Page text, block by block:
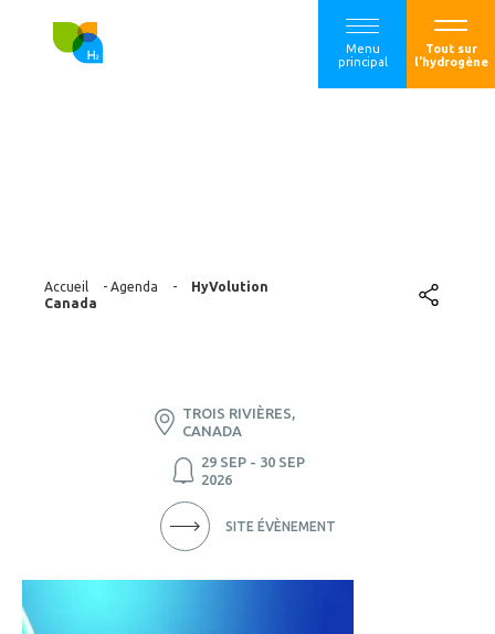
Menu
principal
Tout sur
l'hydrogène
Accueil - Agenda -
HyVolution
Canada
TROIS RIVIÈRES,
CANADA
29 SEP - 30 SEP
2026
SITE ÉVÈNEMENT